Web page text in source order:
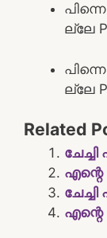
ല്ലേ
ല്ലേ
Related
എന്റെ
എന്റെ